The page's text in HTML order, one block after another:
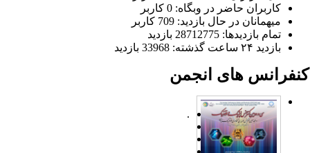
کاربران حاضر در وبگاه: 0 کاربر
میهمانان در حال بازدید: 709 کاربر
تمام بازدید‌ها: 28712775 بازدید
بازدید ۲۴ ساعت گذشته: 33968 بازدید
های انجمن
.